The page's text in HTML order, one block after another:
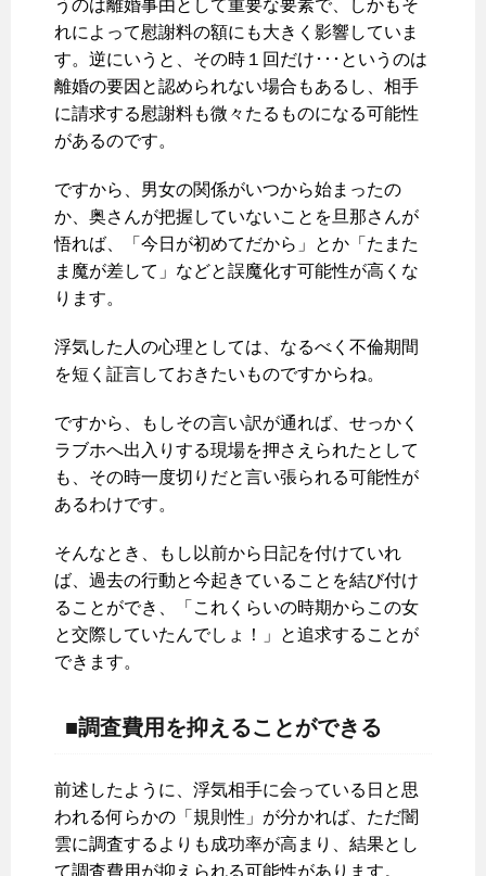
うのは離婚事由として重要な要素で、しかもそ
れによって慰謝料の額にも大きく影響していま
す。逆にいうと、その時１回だけ･･･というのは
離婚の要因と認められない場合もあるし、相手
に請求する慰謝料も微々たるものになる可能性
があるのです。
ですから、男女の関係がいつから始まったの
か、奥さんが把握していないことを旦那さんが
悟れば、「今日が初めてだから」とか「たまた
ま魔が差して」などと誤魔化す可能性が高くな
ります。
浮気した人の心理としては、なるべく不倫期間
を短く証言しておきたいものですからね。
ですから、もしその言い訳が通れば、せっかく
ラブホへ出入りする現場を押さえられたとして
も、その時一度切りだと言い張られる可能性が
あるわけです。
そんなとき、もし以前から日記を付けていれ
ば、過去の行動と今起きていることを結び付け
ることができ、「これくらいの時期からこの女
と交際していたんでしょ！」と追求することが
できます。
■調査費用を抑えることができる
前述したように、浮気相手に会っている日と思
われる何らかの「規則性」が分かれば、ただ闇
雲に調査するよりも成功率が高まり、結果とし
て調査費用が抑えられる可能性があります。